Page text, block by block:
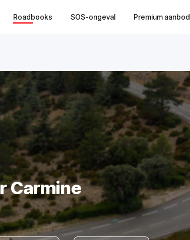
Roadbooks SOS-ongeval Premium aanbod
Carmine